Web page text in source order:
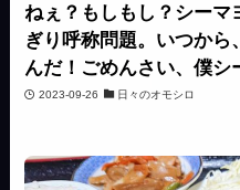
ねぇ？もしもし？シーマ
ぎり呼称問題。いつか
んだ！ごめんさい、僕シ
2023-09-26 日々のオモシロ